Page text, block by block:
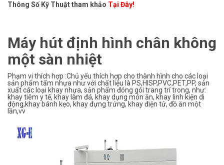
Thông Số Kỹ Thuật tham khảo Tại Đây!
Máy hút định hình chân không
một sàn nhiệt
Phạm vi thích hợp :Chủ yếu thích hợp cho thành hình cho các loại
sản phẩm tấm nhựa như với chất liệu là PS,HISP,PVC,PET,PP, sản
xuất các loại khay nhựa, sản phẩm đóng gói trang trí trong, như:
khay tiêm y tế, khay làm đá, khay dụng món ăn, khay linh kiện di
động,khay bánh kẹo, khay đựng trứng, khay điện tử, đồ ăn một
lần,vv